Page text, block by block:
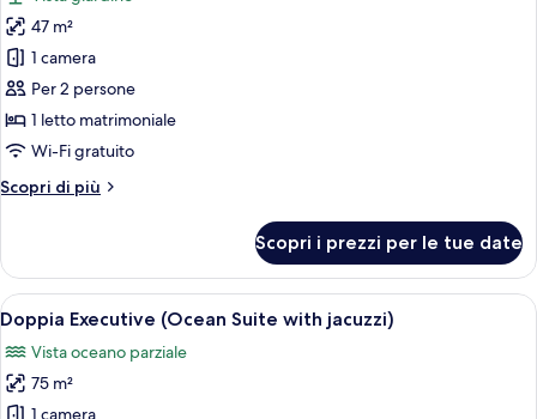
the
street)
foto
per
Beach
Room
Double
47 m²
1 camera
Per 2 persone
1 letto matrimoniale
Wi-Fi gratuito
Scopri di più
Altri
Room
Double
Scopri i prezzi per le tue date
Apri
tutte
le
foto
Un'ampia camera da letto con un
12
Doppia Executive (Ocean Suite with jacuzzi)
Vista oceano parziale
75 m²
1 camera